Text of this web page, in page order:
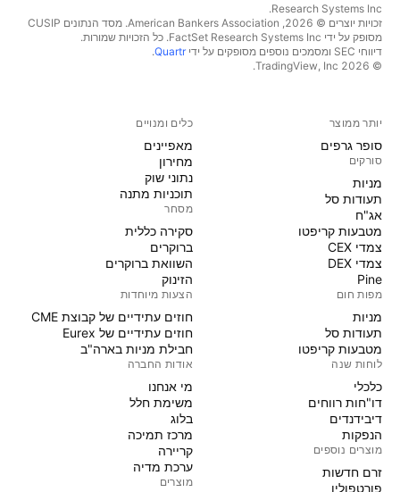
Research Systems Inc.‏
זכויות יוצרים © 2026, ‏American Bankers Association. מסד הנתונים CUSIP
מסופק על ידי FactSet Research Systems Inc. כל הזכויות שמורות.
דיווחי SEC ומסמכים נוספים מסופקים על ידי
Quartr
.
© 2026 ‏TradingView, Inc.‏
יותר ממוצר
סופר גרפים
סורקים
מניות‏
תעודות סל
אג"ח
מטבעות קריפטו
צמדי CEX
צמדי DEX
Pine
מפות חום
מניות‏
תעודות סל
מטבעות קריפטו
לוחות שנה
כלכלי
דו"חות רווחים
דיבידנדים
הנפקות
מוצרים נוספים
זרם חדשות
פורטפוליו
כלים ומנויים
מאפיינים
מחירון
נתוני שוק
תוכניות מתנה
מסחר
סקירה כללית
ברוקרים
השוואת ברוקרים
הזינוק
הצעות מיוחדות
חוזים עתידיים של קבוצת CME
חוזים עתידיים של Eurex
חבילת מניות בארה"ב
אודות החברה
מי אנחנו
משימת חלל
בלוג
מרכז תמיכה
קריירה
ערכת מדיה
מוצרים